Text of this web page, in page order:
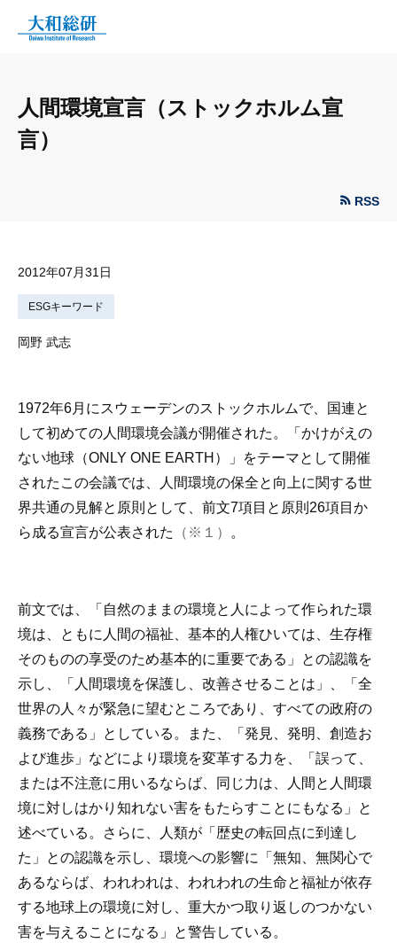
人間環境宣言（ストックホルム宣
言）
RSS
2012年07月31日
ESGキーワード
岡野 武志
1972年6月にスウェーデンのストックホルムで、国連と
して初めての人間環境会議が開催された。「かけがえの
ない地球（ONLY ONE EARTH）」をテーマとして開催
されたこの会議では、人間環境の保全と向上に関する世
界共通の見解と原則として、前文7項目と原則26項目か
ら成る宣言が公表された
（※１） 。
前文では、「自然のままの環境と人によって作られた環
境は、ともに人間の福祉、基本的人権ひいては、生存権
そのものの享受のため基本的に重要である」との認識を
示し、「人間環境を保護し、改善させることは」、「全
世界の人々が緊急に望むところであり、すべての政府の
義務である」としている。また、「発見、発明、創造お
よび進歩」などにより環境を変革する力を、「誤って、
または不注意に用いるならば、同じ力は、人間と人間環
境に対しはかり知れない害をもたらすことにもなる」と
述べている。さらに、人類が「歴史の転回点に到達し
た」との認識を示し、環境への影響に「無知、無関心で
あるならば、われわれは、われわれの生命と福祉が依存
する地球上の環境に対し、重大かつ取り返しのつかない
害を与えることになる」と警告している。